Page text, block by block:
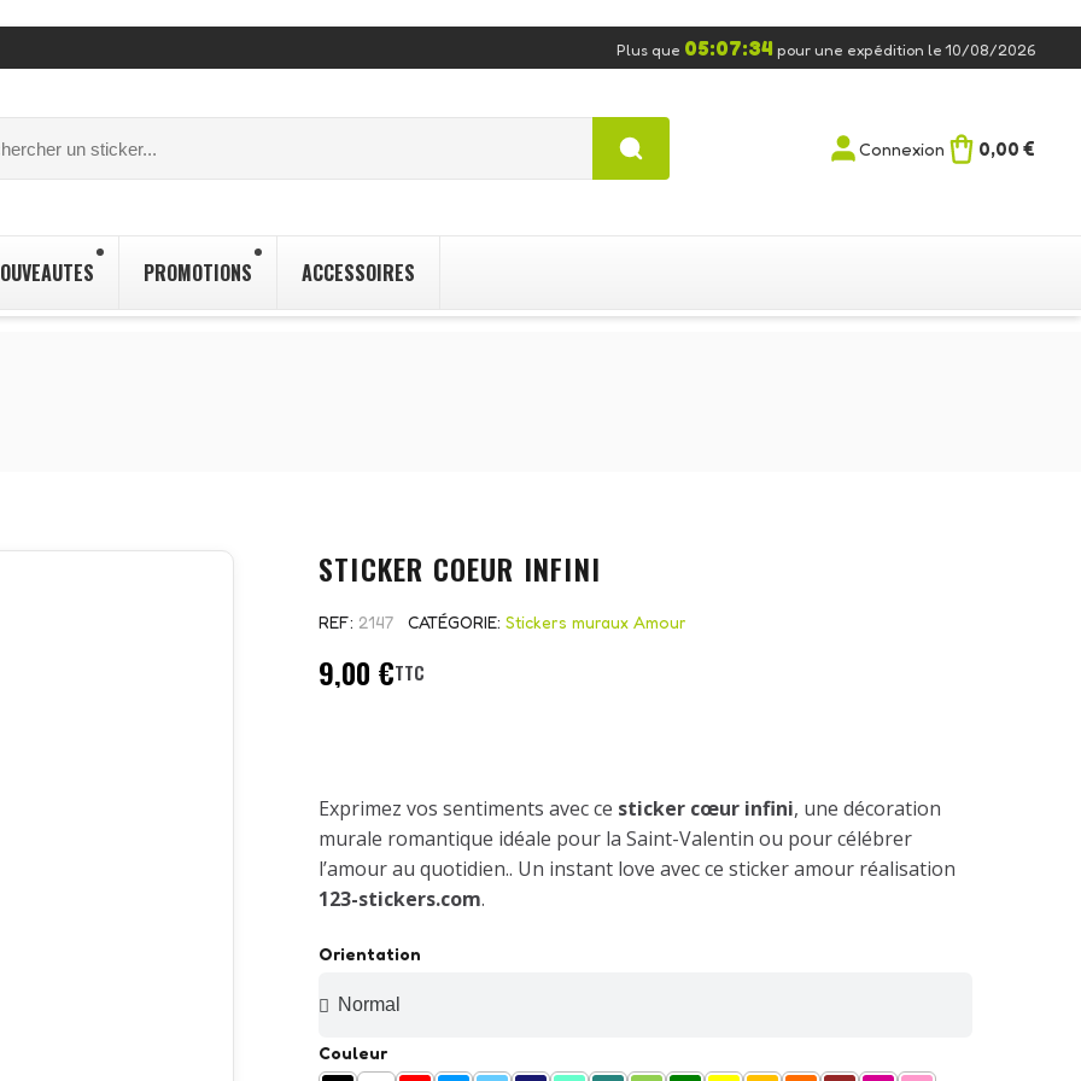
Plus que 05:07:33 pour une expédition le 10/08/2026
Connexion 0,00 €
PROMOTIONS ACCESSOIRES
STICKER COEUR INFINI
REF 2147 CATÉGORIE Stickers muraux Amour
9,00 €TTC
Exprimez vos sentiments avec ce sticker cœur infini, une décoration
murale romantique idéale pour la Saint-Valentin ou pour célébrer
l’amour au quotidien.. Un instant love avec ce sticker amour réalisation
123-stickers.com.
Orientation
Couleur